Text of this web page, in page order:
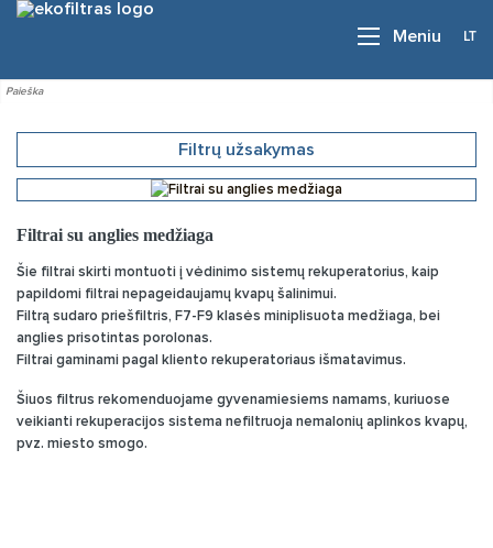
Meniu LT
Filtrų užsakymas
Filtrai su anglies medžiaga
Šie filtrai skirti montuoti į vėdinimo sistemų rekuperatorius, kaip
papildomi filtrai nepageidaujamų kvapų šalinimui.
Filtrą sudaro priešfiltris, F7-F9 klasės miniplisuota medžiaga, bei
anglies prisotintas porolonas.
Filtrai gaminami pagal kliento rekuperatoriaus išmatavimus.
Šiuos filtrus rekomenduojame gyvenamiesiems namams, kuriuose
veikianti rekuperacijos sistema nefiltruoja nemalonių aplinkos kvapų,
pvz. miesto smogo.